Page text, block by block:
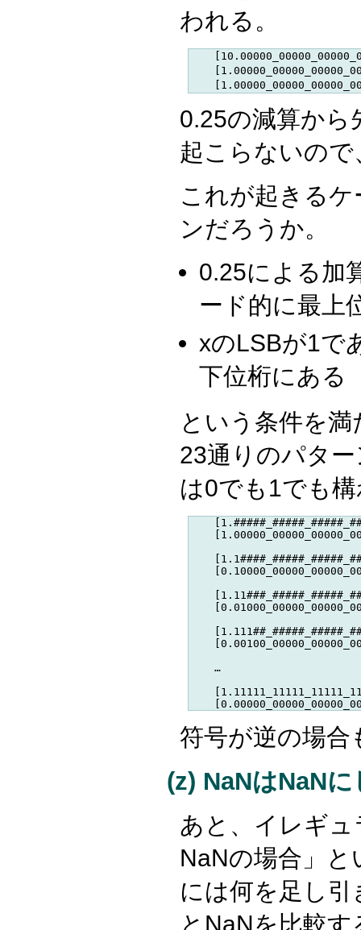
われる。
0.25の減算から
起こらないの
これが起きる
ンだろうか。
0.25による加
ード的に最上
xのLSBが1で
下位桁にある
という条件を
23通りのパタ
は0でも1でも
    …
符号が逆の場合
(z) NaNはNaN
あと、イレギ
NaNの場合」
には何を足し
とNaNを比較